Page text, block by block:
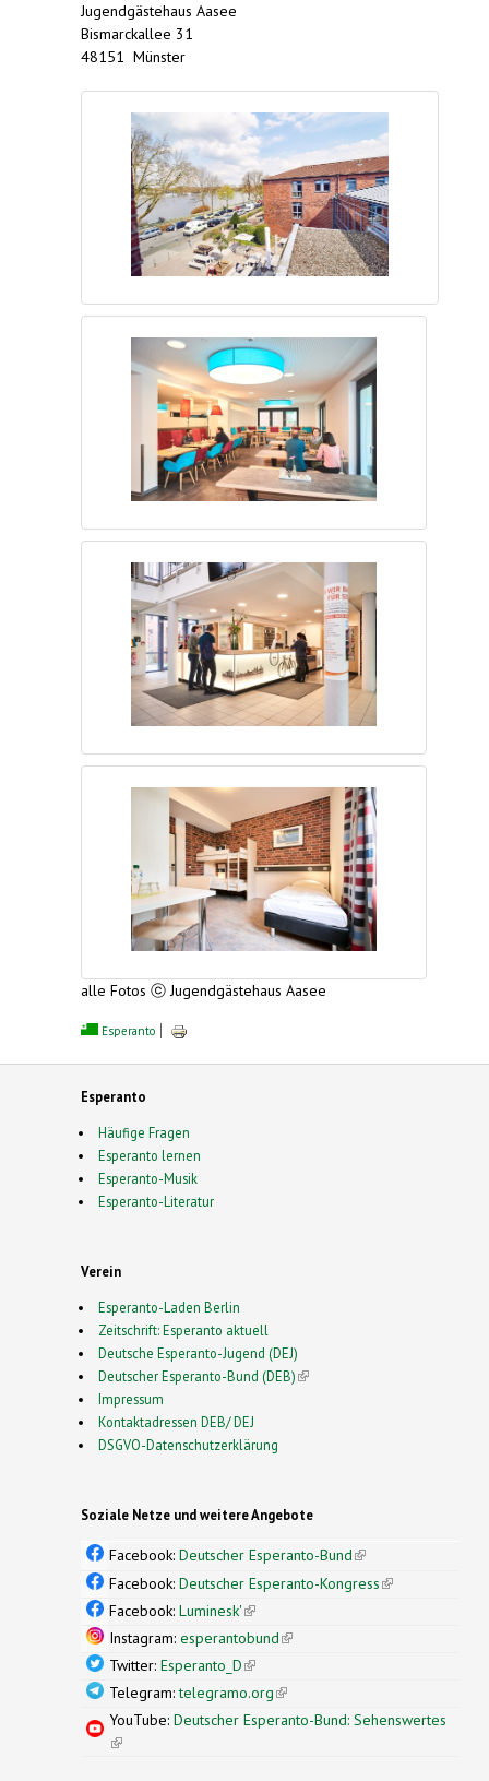
Jugendgästehaus Aasee
Bismarckallee 31
48151 Münster
alle Fotos ⓒ Jugendgästehaus Aasee
Esperanto
Esperanto
Häufige Fragen
Esperanto lernen
Esperanto-Musik
Esperanto-Literatur
Verein
Esperanto-Laden Berlin
Zeitschrift: Esperanto aktuell
Deutsche Esperanto-Jugend (DEJ)
Deutscher Esperanto-Bund (DEB)(link is external)
Impressum
Kontaktadressen DEB/ DEJ
DSGVO-Datenschutzerklärung
Soziale Netze und weitere Angebote
Facebook: Deutscher Esperanto-Bund(link is
external)
Facebook: Deutscher Esperanto-Kongress(link is
Facebook: Luminesk'(link is external)
Instagram: esperantobund(link is external)
Twitter: Esperanto_D(link is external)
Telegram:telegramo.org(link is external)
YouTube: Deutscher Esperanto-Bund: Sehenswertes
(link is external)